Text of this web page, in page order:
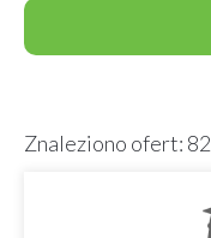
Znaleziono ofert: 82